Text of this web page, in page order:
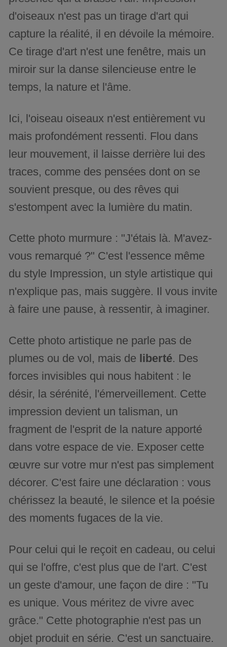
d'oiseaux n'est pas un tirage d'art qui
capture la réalité, il en dévoile la mémoire.
Ce tirage d'art n'est une fenêtre, mais un
miroir sur la danse silencieuse entre le
temps, la nature et l'âme.
Ici, l'oiseau oiseaux n'est entièrement vu
mais profondément ressenti. Flou dans
leur mouvement, il laisse derrière lui des
traces, comme des pensées dont on se
souvient presque, ou des rêves qui
s'estompent avec la lumière du matin.
Cette photo murmure : "J'étais là. M'avez-
vous remarqué ?" C'est l'essence même
du style Impression, un style artistique qui
n'explique pas, mais suggère. Il vous invite
à faire une pause, à ressentir, à imaginer.
Cette photo artistique ne parle pas de
plumes ou de vol, mais de liberté. Des
forces invisibles qui nous habitent : le
désir, la sérénité, l'émerveillement. Cette
impression devient un talisman, un
fragment de l'esprit de la nature apporté
dans votre espace de vie. Exposer cette
œuvre sur votre mur n'est pas simplement
décorer. C'est faire une déclaration : vous
chérissez la beauté, le silence et la poésie
des moments fugaces de la vie.
Pour celui qui le reçoit en cadeau, ou celui
qui se l'offre, c'est plus que de l'art. C'est
un geste d'amour, une façon de dire : "Tu
es unique. Vous méritez de vivre avec
grâce." Cette photographie n'est pas un
objet produit en série. C'est un sanctuaire.